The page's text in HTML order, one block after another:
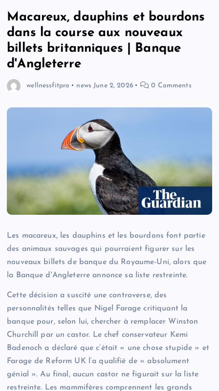
Macareux, dauphins et bourdons
dans la course aux nouveaux
billets britanniques | Banque
d'Angleterre
wellnessfitpro news June 2, 2026 0 Comments
Les macareux, les dauphins et les bourdons font partie
des animaux sauvages qui pourraient figurer sur les
nouveaux billets de banque du Royaume-Uni, alors que
la Banque d'Angleterre annonce sa liste restreinte.
Cette décision a suscité une controverse, des
personnalités telles que Nigel Farage critiquant la
banque pour, selon lui, chercher à remplacer Winston
Churchill par un castor. Le chef conservateur Kemi
Badenoch a déclaré que c’était « une chose stupide » et
Farage de Reform UK l’a qualifié de « absolument
génial ». Au final, aucun castor ne figurait sur la liste
restreinte. Les mammifères comprennent les grands